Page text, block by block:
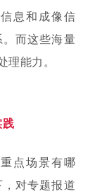
息和成像信
而这些海量
能力。
点场景有哪
对专题报道